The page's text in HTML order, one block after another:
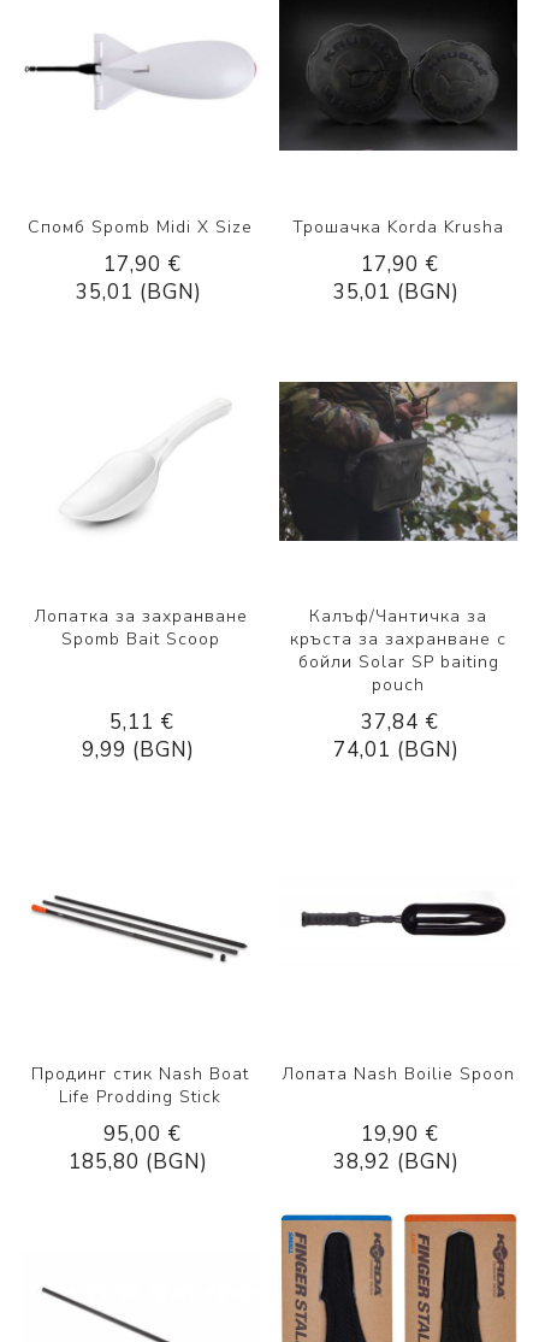
Спомб Spomb Midi X Size
17,90 €
35,01 (BGN)
Трошачка Korda Krusha
17,90 €
35,01 (BGN)
Лопатка за захранване
Spomb Bait Scoop
5,11 €
9,99 (BGN)
Калъф/Чантичка за
кръста за захранване с
бойли Solar SP baiting
pouch
37,84 €
74,01 (BGN)
Продинг стик Nash Boat
Life Prodding Stick
95,00 €
185,80 (BGN)
Лопата Nash Boilie Spoon
19,90 €
38,92 (BGN)